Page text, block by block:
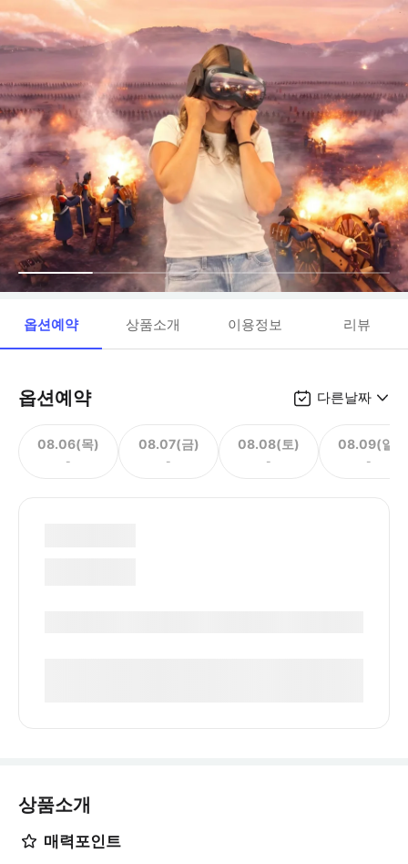
옵션예약 상품소개 이용정보 리뷰
옵션예약 다른날짜
08.06(목)
-
08.07(금)
-
08.08(토)
-
08.09(일)
-
상품소개
매력포인트